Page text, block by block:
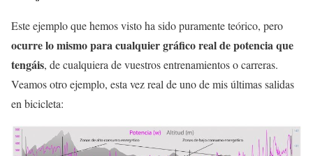
Este ejemplo que hemos visto ha sido puramente teórico, pero
ocurre lo mismo para cualquier gráfico real de potencia que
tengáis, de cualquiera de vuestros entrenamientos o carreras.
Veamos otro ejemplo, esta vez real de uno de mis últimas salidas
en bicicleta: